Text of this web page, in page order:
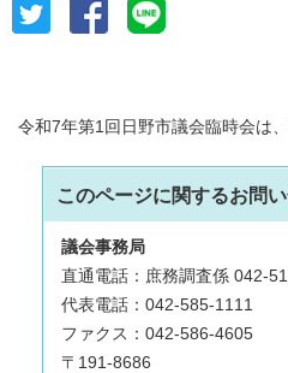
令和7年第1回日野市議会臨時会は
このページに関するお問
議会事務局
直通電話：庶務調査係 042-
代表電話：042-585-1111
ファクス：042-586-4605
〒191-8686